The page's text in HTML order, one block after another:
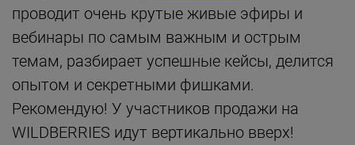
проводит очень крутые живые эфиры и
вебинары по самым важным и острым
темам, разбирает успешные кейсы, делится
опытом и секретными фишками.
Рекомендую! У участников продажи на
WILDBERRIES идут вертикально вверх!